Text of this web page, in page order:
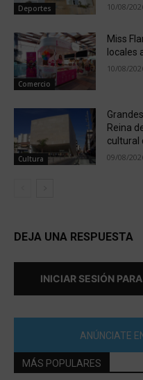
Deportes 10/08/
Comercio
Miss
locales
10/08/
Cultura
Reina
cultural
09/08/
DEJA UNA RESPUESTA
INICIAR SESIÓN
ANÚNCIATE
MÁS POPULARES